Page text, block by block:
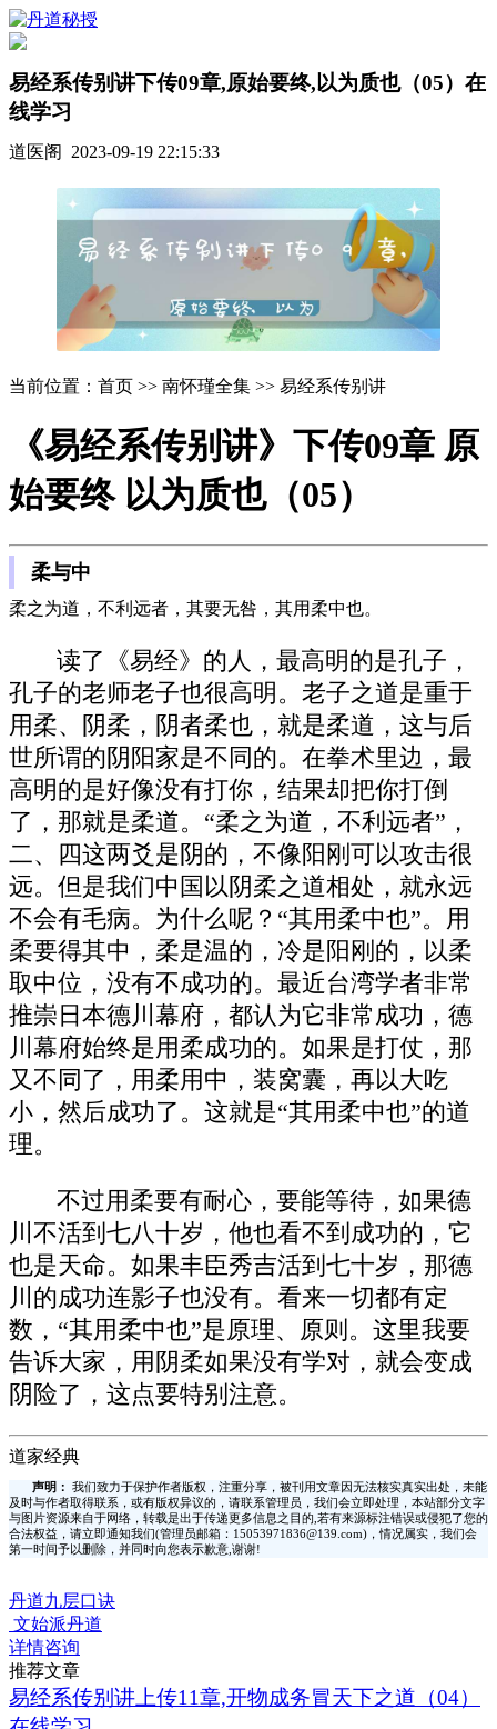
易经系传别讲下传09章,原始要终,以为质也（05）在
线学习
道医阁 2023-09-19 22:15:33
当前位置：首页 >> 南怀瑾全集 >> 易经系传别讲
《易经系传别讲》下传09章 原
始要终 以为质也（05）
柔与中
柔之为道，不利远者，其要无咎，其用柔中也。
读了《易经》的人，最高明的是孔子，
孔子的老师老子也很高明。老子之道是重于
用柔、阴柔，阴者柔也，就是柔道，这与后
世所谓的阴阳家是不同的。在拳术里边，最
高明的是好像没有打你，结果却把你打倒
了，那就是柔道。“柔之为道，不利远者”，
二、四这两爻是阴的，不像阳刚可以攻击很
远。但是我们中国以阴柔之道相处，就永远
不会有毛病。为什么呢？“其用柔中也”。用
柔要得其中，柔是温的，冷是阳刚的，以柔
取中位，没有不成功的。最近台湾学者非常
推崇日本德川幕府，都认为它非常成功，德
川幕府始终是用柔成功的。如果是打仗，那
又不同了，用柔用中，装窝囊，再以大吃
小，然后成功了。这就是“其用柔中也”的道
理。
不过用柔要有耐心，要能等待，如果德
川不活到七八十岁，他也看不到成功的，它
也是天命。如果丰臣秀吉活到七十岁，那德
川的成功连影子也没有。看来一切都有定
数，“其用柔中也”是原理、原则。这里我要
告诉大家，用阴柔如果没有学对，就会变成
阴险了，这点要特别注意。
道家经典
声明：
我们致力于保护作者版权，注重分享，被刊用文章因无法核实真实出处，未能
及时与作者取得联系，或有版权异议的，请联系管理员，我们会立即处理，本站部分文字
与图片资源来自于网络，转载是出于传递更多信息之目的,若有来源标注错误或侵犯了您的
合法权益，请立即通知我们(管理员邮箱：15053971836@139.com)，情况属实，我们会
第一时间予以删除，并同时向您表示歉意,谢谢!
丹道九层口诀
文始派丹道
详情咨询
推荐文章
易经系传别讲上传11章,开物成务冒天下之道（04）